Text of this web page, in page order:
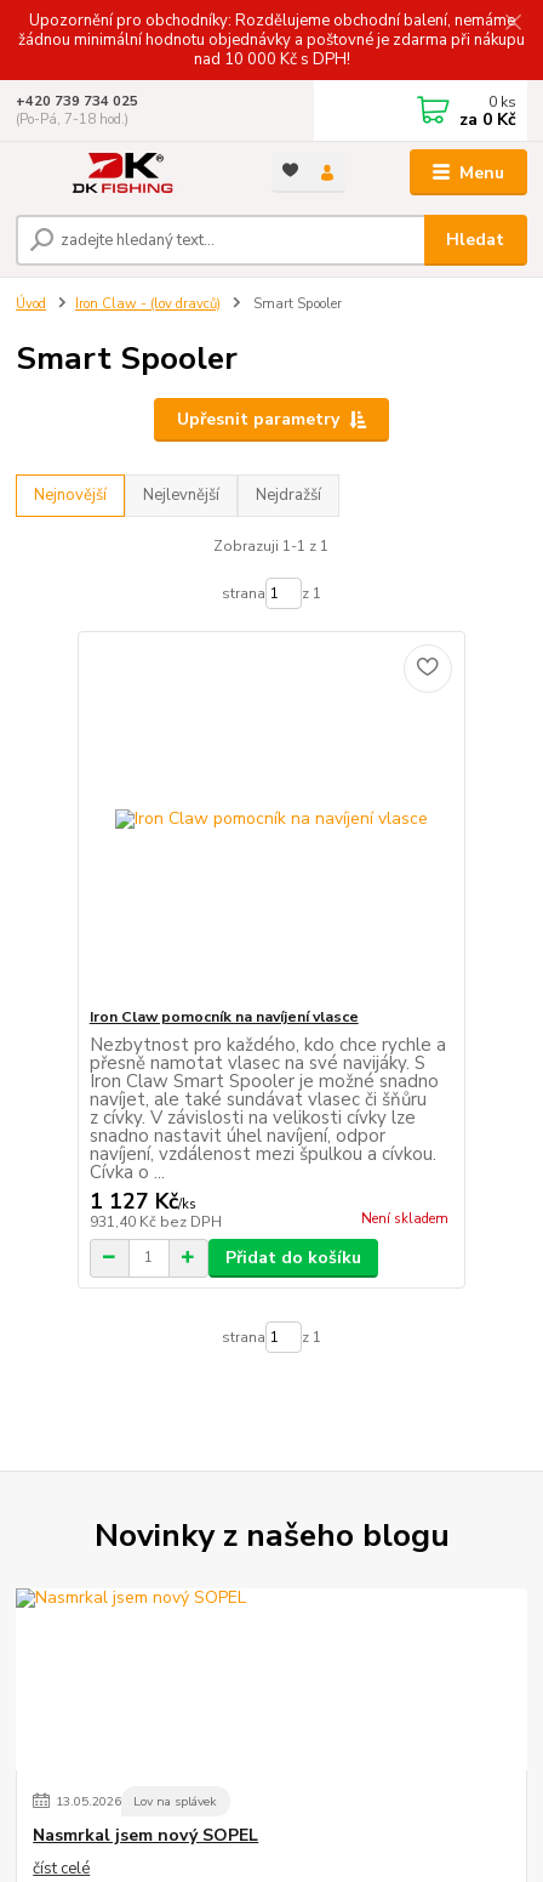
Upozornění pro obchodníky: Rozdělujeme obchodní balení, nemáme
žádnou minimální hodnotu objednávky a poštovné je zdarma při nákupu
nad 10 000 Kč s DPH!
Menu
Hledat
+420 739 734 025
(Po-Pá, 7-18 hod.)
0 ks
za 0 Kč
Úvod Iron Claw - (lov dravců) Smart Spooler
Smart Spooler
Upřesnit parametry
Nejnovější Nejlevnější Nejdražší
Zobrazuji 1-1 z 1
strana z 1
Iron Claw pomocník na navíjení vlasce
Nezbytnost pro každého, kdo chce rychle a
přesně namotat vlasec na své navijáky. S
Iron Claw Smart Spooler je možné snadno
navíjet, ale také sundávat vlasec či šňůru
z cívky. V závislosti na velikosti cívky lze
snadno nastavit úhel navíjení, odpor
navíjení, vzdálenost mezi špulkou a cívkou.
Cívka o ...
1 127 Kč/ks
931,40 Kč bez DPH Není skladem
Přidat do košíku
strana z 1
Novinky z našeho blogu
13.05.2026 Lov na splávek
Nasmrkal jsem nový SOPEL
číst celé